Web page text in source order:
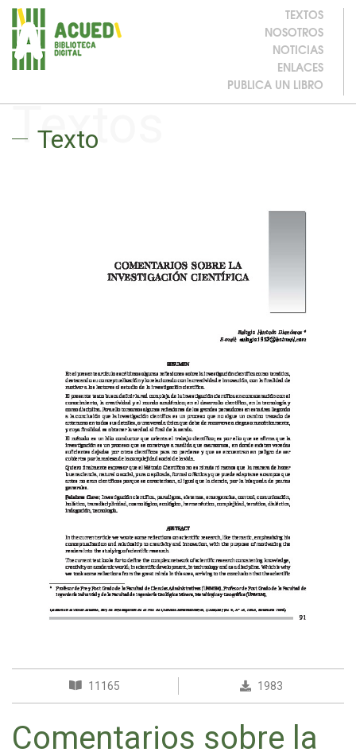
TEXTOS
NOSOTROS
NOTICIAS
ENLACES
PUBLICA UN LIBRO
Textos
Texto
11165 1983
Comentarios sobre la